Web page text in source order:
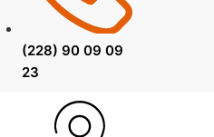
(228) 90 09 09
23